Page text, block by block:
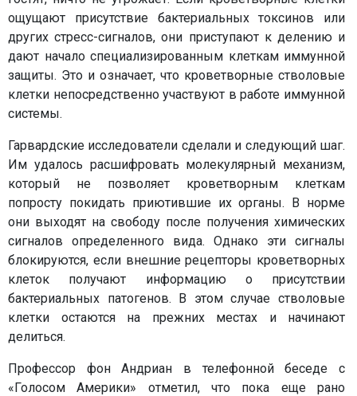
ощущают присутствие бактериальных токсинов или
других стресс-сигналов, они приступают к делению и
дают начало специализированным клеткам иммунной
защиты. Это и означает, что кроветворные стволовые
клетки непосредственно участвуют в работе иммунной
системы.
Гарвардские исследователи сделали и следующий шаг.
Им удалось расшифровать молекулярный механизм,
который не позволяет кроветворным клеткам
попросту покидать приютившие их органы. В норме
они выходят на свободу после получения химических
сигналов определенного вида. Однако эти сигналы
блокируются, если внешние рецепторы кроветворных
клеток получают информацию о присутствии
бактериальных патогенов. В этом случае стволовые
клетки остаются на прежних местах и начинают
делиться.
Профессор фон Андриан в телефонной беседе с
«Голосом Америки» отметил, что пока еще рано